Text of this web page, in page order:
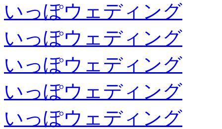
いっぽウェディング
いっぽウェディング
いっぽウェディング
いっぽウェディング
いっぽウェディング